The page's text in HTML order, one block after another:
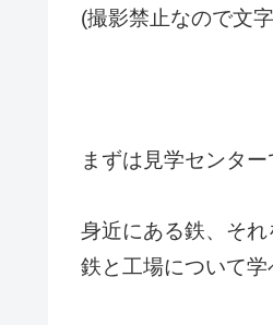
(撮影禁止なので文
まずは見学センター
身近にある鉄、それ
鉄と工場について学